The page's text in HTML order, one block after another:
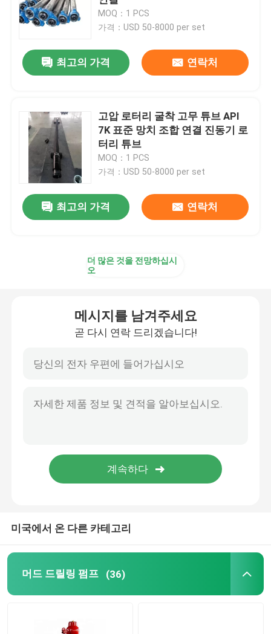
로터리파 호스
BOP 제어 호스
포트 밸브 및 체크 밸브
볼 밸브 및 안전 밸브
수원과 크리스마스 트리
폭발 방지기 BOP
PDC 드릴 비트
단단한 제어 장비
리그 부품
MOQ：1 PCS
가격：USD 50-8000 per set
최고의 가격 연락처
고압 로터리 굴착 고무 튜브 API
7K 표준 망치 조합 연결 진동기 로
터리 튜브
MOQ：1 PCS
가격：USD 50-8000 per set
최고의 가격 연락처
더 많은 것을 전망하십시
오
메시지를 남겨주세요
곧 다시 연락 드리겠습니다!
미국에서 온 다른 카테고리
머드 드릴링 펌프 (36)